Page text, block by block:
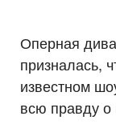
Оперная
призналась,
известном
всю правду о